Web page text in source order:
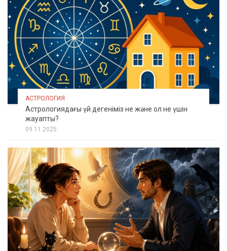
АСТРОЛОГИЯ
Астрологиядағы үй дегеніміз не және ол не үшін
жауапты?
09.11.2025